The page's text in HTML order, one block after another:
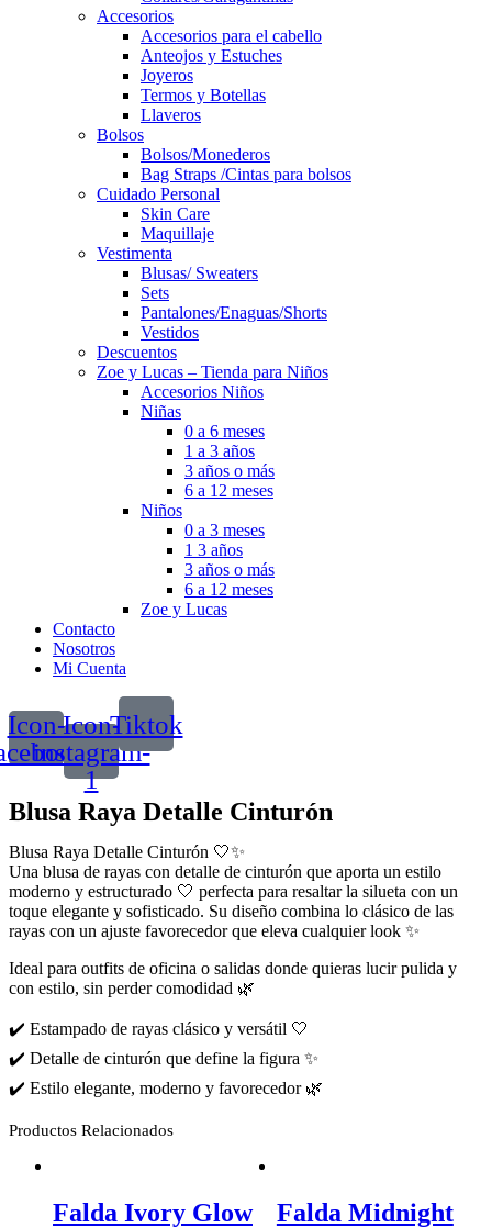
Accesorios
Accesorios para el cabello
Anteojos y Estuches
Joyeros
Termos y Botellas
Llaveros
Bolsos
Bolsos/Monederos
Bag Straps /Cintas para bolsos
Cuidado Personal
Skin Care
Maquillaje
Vestimenta
Blusas/ Sweaters
Sets
Pantalones/Enaguas/Shorts
Vestidos
Descuentos
Zoe y Lucas – Tienda para Niños
Accesorios Niños
Niñas
0 a 6 meses
1 a 3 años
3 años o más
6 a 12 meses
Niños
0 a 3 meses
1 3 años
3 años o más
6 a 12 meses
Zoe y Lucas
Contacto
Nosotros
Mi Cuenta
Icon-Icon-
instagram-
1
Tiktok
Blusa Raya Detalle Cinturón
Blusa Raya Detalle Cinturón 🤍✨
Una blusa de rayas con detalle de cinturón que aporta un estilo
moderno y estructurado 🤍 perfecta para resaltar la silueta con un
toque elegante y sofisticado. Su diseño combina lo clásico de las
rayas con un ajuste favorecedor que eleva cualquier look ✨
Ideal para outfits de oficina o salidas donde quieras lucir pulida y
con estilo, sin perder comodidad 🌿
✔️ Estampado de rayas clásico y versátil 🤍
✔️ Detalle de cinturón que define la figura ✨
✔️ Estilo elegante, moderno y favorecedor 🌿
Productos Relacionados
Falda Ivory Glow Falda Midnight